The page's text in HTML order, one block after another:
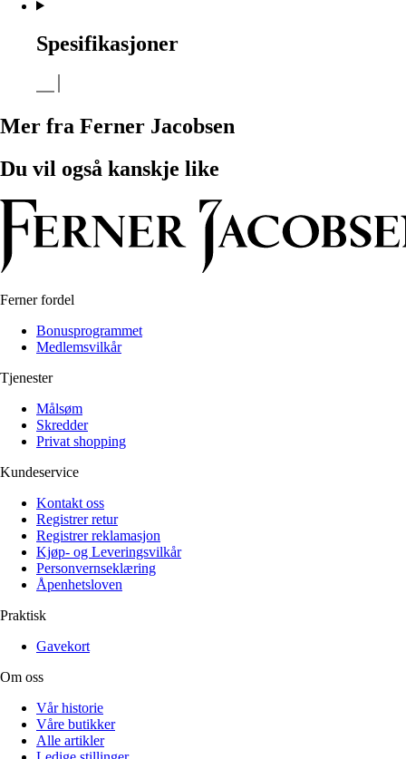
Spesifikasjoner
Mer fra Ferner Jacobsen
Du vil også kanskje like
Ferner fordel
Bonusprogrammet
Medlemsvilkår
Tjenester
Målsøm
Skredder
Privat shopping
Kundeservice
Kontakt oss
Registrer retur
Registrer reklamasjon
Kjøp- og Leveringsvilkår
Personvernseklæring
Åpenhetsloven
Praktisk
Gavekort
Om oss
Vår historie
Våre butikker
Alle artikler